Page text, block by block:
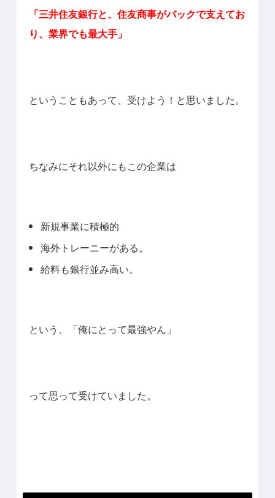
「三井住友銀行と、住友商事がバックで支えてお
り、業界でも最大手」
ということもあって、受けよう！と思いました。
ちなみにそれ以外にもこの企業は
新規事業に積極的
海外トレーニーがある。
給料も銀行並み高い。
という、「俺にとって最強やん」
って思って受けていました。